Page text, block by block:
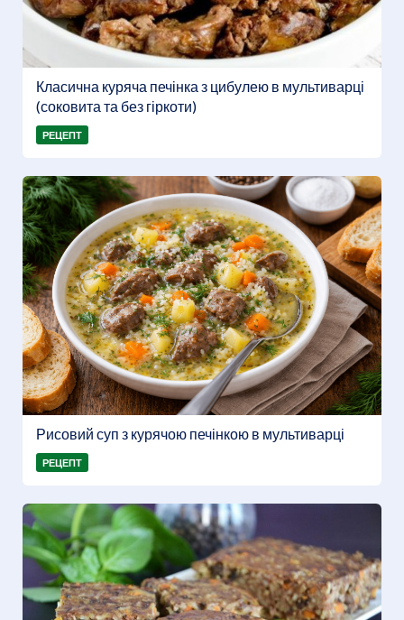
Класична куряча печінка з цибулею в мультиварці
(соковита та без гіркоти)
РЕЦЕПТ
Рисовий суп з курячою печінкою в мультиварці
РЕЦЕПТ